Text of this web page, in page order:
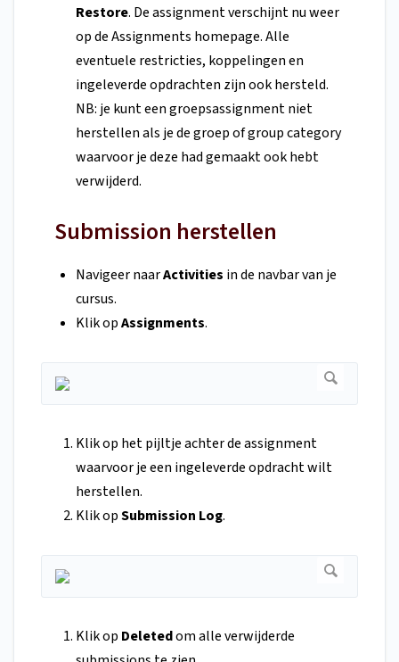
Restore. De assignment verschijnt nu weer
op de Assignments homepage. Alle
eventuele restricties, koppelingen en
ingeleverde opdrachten zijn ook hersteld.
NB: je kunt een groepsassignment niet
herstellen als je de groep of group category
waarvoor je deze had gemaakt ook hebt
verwijderd.
Submission herstellen
Navigeer naarActivities in de navbar van je
cursus.
Klik opAssignments.
Klik op het pijltje achter de assignment
waarvoor je een ingeleverde opdracht wilt
herstellen.
Klik opSubmission Log.
Klik op Deletedom alle verwijderde